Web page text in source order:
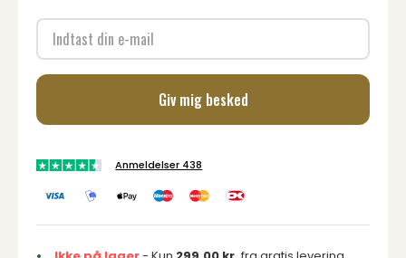
Giv mig besked
Anmeldelser 438